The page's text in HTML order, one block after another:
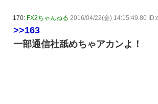
170: FX2ちゃんねる 2016/04/22(金) 14:15:49.80
>>163
一部通信社舐めちゃアカンよ！